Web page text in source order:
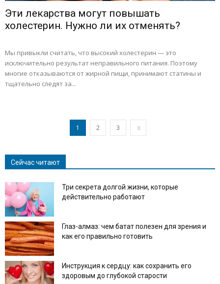
Эти лекарства могут повышать
холестерин. Нужно ли их отменять?
Мы привыкли считать, что высокий холестерин — это
исключительно результат неправильного питания. Поэтому
многие отказываются от жирной пищи, принимают статины и
тщательно следят за...
1 2 3
Сейчас читают
Три секрета долгой жизни, которые
действительно работают
Глаз-алмаз: чем батат полезен для зрения и
как его правильно готовить
Инструкция к сердцу: как сохранить его
здоровым до глубокой старости